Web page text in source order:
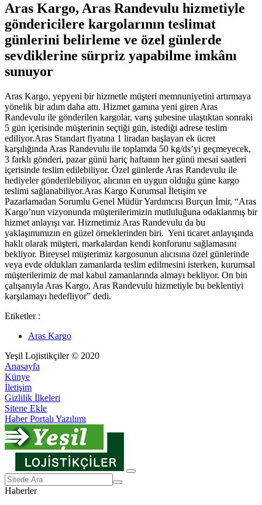
Aras Kargo, Aras Randevulu hizmetiyle
göndericilere kargolarının teslimat
günlerini belirleme ve özel günlerde
sevdiklerine sürpriz yapabilme imkânı
sunuyor
Aras Kargo, yepyeni bir hizmetle müşteri memnuniyetini artırmaya
yönelik bir adım daha attı. Hizmet gamına yeni giren Aras
Randevulu ile gönderilen kargolar, varış şubesine ulaştıktan sonraki
5 gün içerisinde müşterinin seçtiği gün, istediği adrese teslim
ediliyor.Aras Standart fiyatına 1 liradan başlayan ek ücret
karşılığında Aras Randevulu ile toplamda 50 kg/ds’yi geçmeyecek,
3 farklı gönderi, pazar günü hariç haftanın her günü mesai saatleri
içerisinde teslim edilebiliyor. Özel günlerde Aras Randevulu ile
hediyeler gönderilebiliyor, alıcının en uygun olduğu güne kargo
teslimi sağlanabiliyor.Aras Kargo Kurumsal İletişim ve
Pazarlamadan Sorumlu Genel Müdür Yardımcısı Burçun İmir, “Aras
Kargo’nun vizyonunda müşterilerimizin mutluluğuna odaklanmış bir
hizmet anlayışı var. Hizmetimiz Aras Randevulu da bu
yaklaşımımızın en güzel örneklerinden biri. Yeni ticaret anlayışında
haklı olarak müşteri, markalardan kendi konforunu sağlamasını
bekliyor. Bireysel müşterimiz kargosunun alıcısına özel günlerinde
veya evde oldukları zamanlarda teslim edilmesini isterken, kurumsal
müşterilerimiz de mal kabul zamanlarında almayı bekliyor. On bin
çalışanıyla Aras Kargo, Aras Randevulu hizmetiyle bu beklentiyi
karşılamayı hedefliyor” dedi.
Etiketler :
Aras Kargo
Yeşil Lojistikçiler © 2020
Anasayfa
Künye
İletişim
Gizlilik İlkeleri
Sitene Ekle
Haber Portalı Yazılımı
Haberler